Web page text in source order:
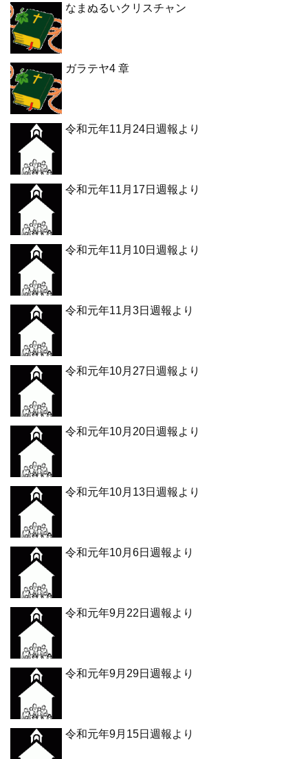
なまぬるいクリスチャン
ガラテヤ4 章
令和元年11月24日週報より
令和元年11月17日週報より
令和元年11月10日週報より
令和元年11月3日週報より
令和元年10月27日週報より
令和元年10月20日週報より
令和元年10月13日週報より
令和元年10月6日週報より
令和元年9月22日週報より
令和元年9月29日週報より
令和元年9月15日週報より